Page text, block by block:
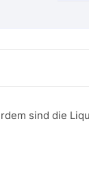
sind die